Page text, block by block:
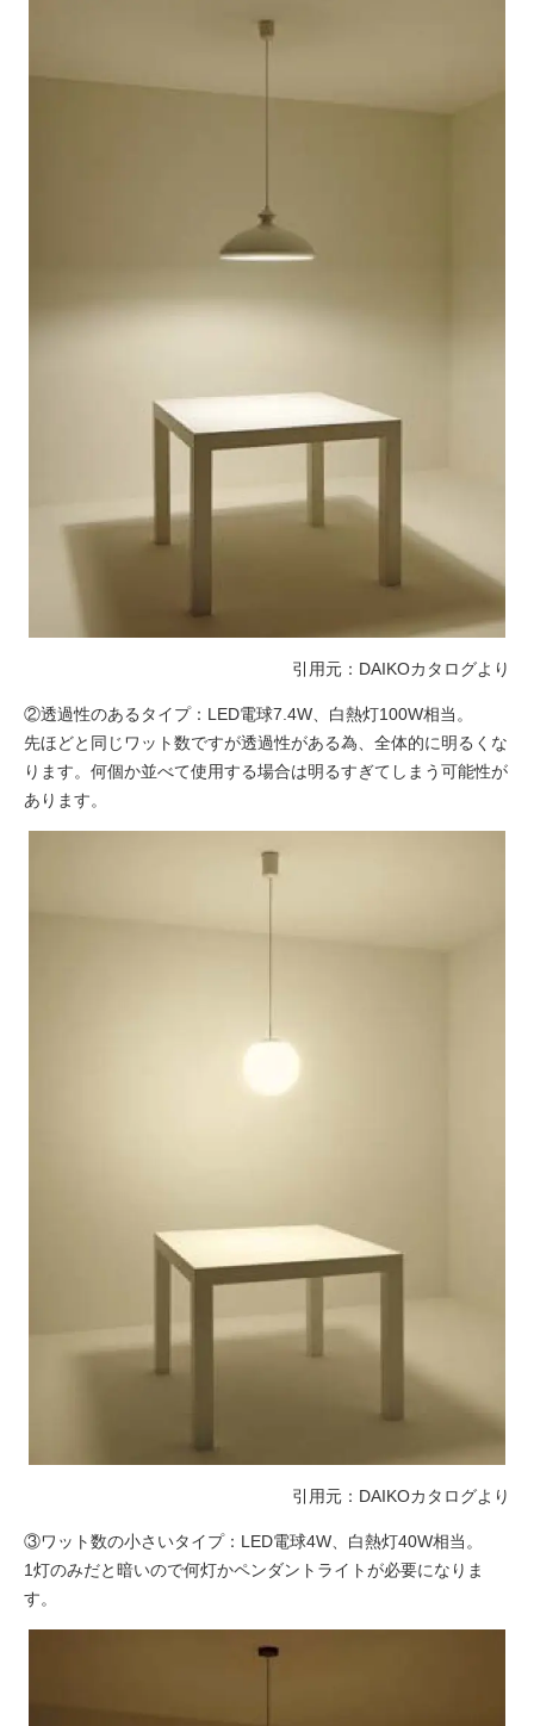
引用元：DAIKOカタログより
②透過性のあるタイプ：LED電球7.4W、白熱灯100W相当。
先ほどと同じワット数ですが透過性がある為、全体的に明るくな
ります。何個か並べて使用する場合は明るすぎてしまう可能性が
あります。
引用元：DAIKOカタログより
③ワット数の小さいタイプ：LED電球4W、白熱灯40W相当。
1灯のみだと暗いので何灯かペンダントライトが必要になりま
す。